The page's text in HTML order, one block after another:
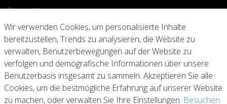
Contact Us
Login
Home Catalog Contact Us
Copyright © 2026 Arconic
Wir verwenden Cookies, um personalisierte Inhalte
bereitzustellen, Trends zu analysieren, die Website zu
verwalten, Benutzerbewegungen auf der Website zu
verfolgen und demografische Informationen über unsere
Benutzerbasis insgesamt zu sammeln. Akzeptieren Sie alle
Cookies, um die bestmögliche Erfahrung auf unserer Website
zu machen, oder verwalten Sie Ihre Einstellungen. Besuchen